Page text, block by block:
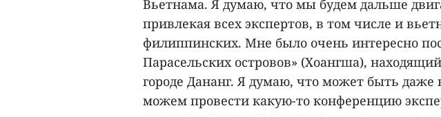
Вьетнама. Я думаю, что мы будем дальше
привлекая всех экспертов, в том числе и
филиппинских. Мне было очень интересно
Парасельских островов» (Хоангша),
городе Дананг. Я думаю, что может быть даже
можем провести какую-то конференцию